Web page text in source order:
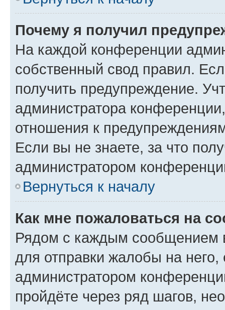
Почему я получил
На каждой конференции
собственный свод правил.
получить предупреждение.
администратора
отношения к
Если вы не знаете, за что
администратором
Вернуться к началу
Как мне пожаловаться на
Рядом с каждым сообщением
для отправки жалобы на
администратором
пройдёте через ряд шагов,